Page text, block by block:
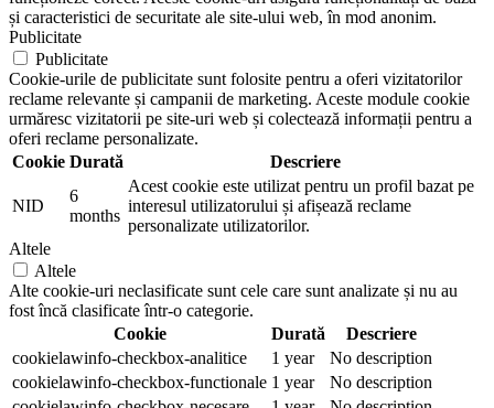
și caracteristici de securitate ale site-ului web, în mod anonim.
Publicitate
Publicitate
Cookie-urile de publicitate sunt folosite pentru a oferi vizitatorilor
reclame relevante și campanii de marketing. Aceste module cookie
urmăresc vizitatorii pe site-uri web și colectează informații pentru a
oferi reclame personalizate.
Cookie Durată Descriere
NID
6
months
Acest cookie este utilizat pentru un profil bazat pe
interesul utilizatorului și afișează reclame
personalizate utilizatorilor.
Altele
Altele
Alte cookie-uri neclasificate sunt cele care sunt analizate și nu au
fost încă clasificate într-o categorie.
Cookie
Durată
Descriere
cookielawinfo-checkbox-analitice
1 year
No description
cookielawinfo-checkbox-functionale 1 year
No description